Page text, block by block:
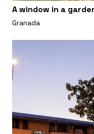
A window in a
Granada